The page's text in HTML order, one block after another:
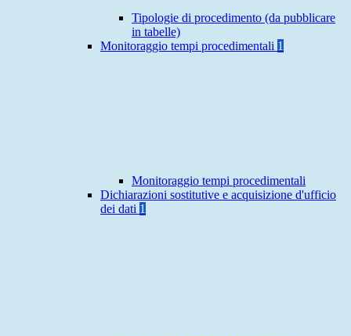
Tipologie di procedimento (da pubblicare
in tabelle)
Monitoraggio tempi procedimentali 1
Monitoraggio tempi procedimentali
Dichiarazioni sostitutive e acquisizione d'ufficio
dei dati 1